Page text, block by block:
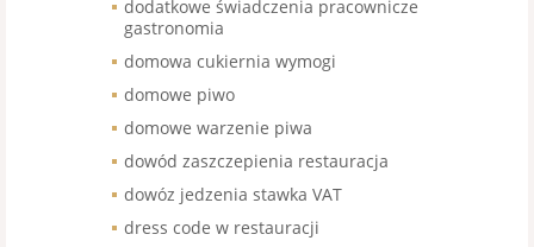
dodatkowe świadczenia pracownicze
gastronomia
domowa cukiernia wymogi
domowe piwo
domowe warzenie piwa
dowód zaszczepienia restauracja
dowóz jedzenia stawka VAT
dress code w restauracji